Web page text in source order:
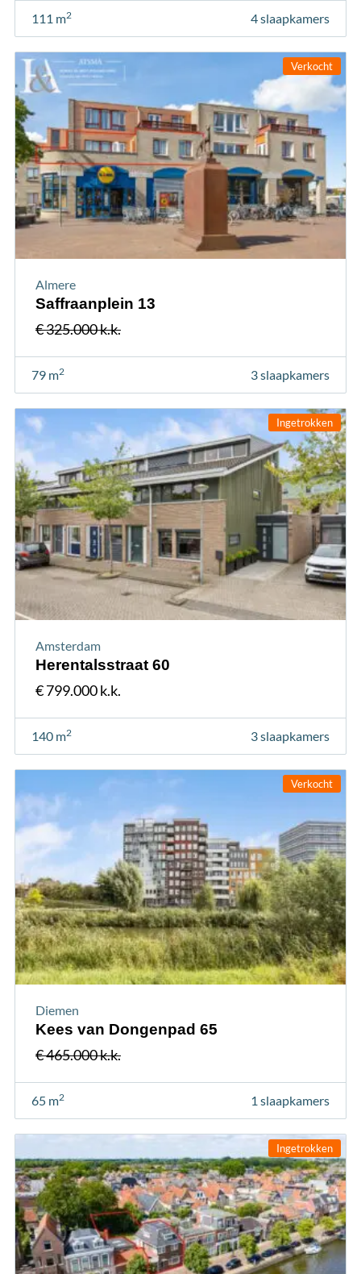
111 m2 4 slaapkamers
Verkocht
Almere
Saffraanplein 13
€ 325.000 k.k.
79 m2 3 slaapkamers
Ingetrokken
Amsterdam
Herentalsstraat 60
€ 799.000 k.k.
140 m2 3 slaapkamers
Verkocht
Diemen
Kees van Dongenpad 65
€ 465.000 k.k.
65 m2 1 slaapkamers
Ingetrokken